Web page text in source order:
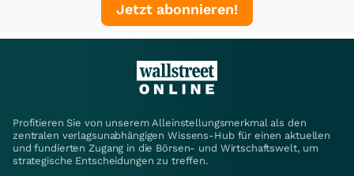
Jetzt abonnieren!
Profitieren Sie von unserem Alleinstellungsmerkmal als den
zentralen verlagsunabhängigen Wissens-Hub für einen aktuellen
und fundierten Zugang in die Börsen- und Wirtschaftswelt, um
strategische Entscheidungen zu treffen.